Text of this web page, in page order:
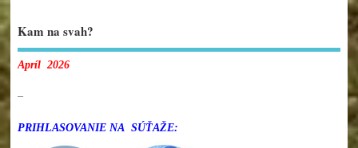
Kam na svah?
Apríl 2026
–
PRIHLASOVANIE NA SÚŤAŽE: